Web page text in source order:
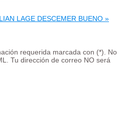
LAGE DESCEMER BUENO »
requerida marcada con (*). No
Tu dirección de correo NO será